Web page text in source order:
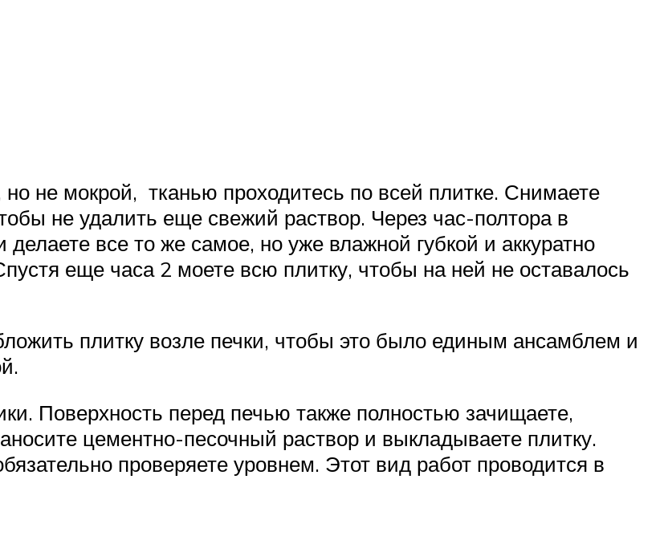
не мокрой, тканью проходитесь по всей плитке. Снимаете
не удалить еще свежий раствор. Через час-полтора в
все то же самое, но уже влажной губкой и аккуратно
еще часа 2 моете всю плитку, чтобы на ней не оставалось
плитку возле печки, чтобы это было единым ансамблем и
Поверхность перед печью также полностью зачищаете,
цементно-песочный раствор и выкладываете плитку.
проверяете уровнем. Этот вид работ проводится в